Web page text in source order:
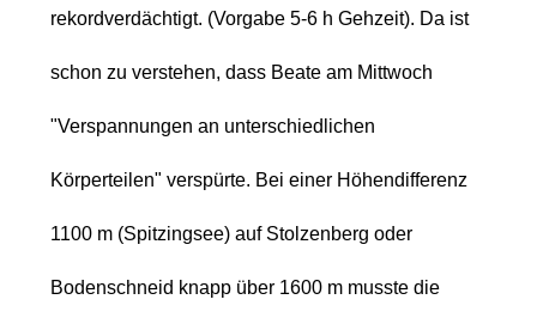
rekordverdächtigt. (Vorgabe 5-6 h Gehzeit). Da ist
schon zu verstehen, dass Beate am Mittwoch
"Verspannungen an unterschiedlichen
Körperteilen" verspürte. Bei einer Höhendifferenz
1100 m (Spitzingsee) auf Stolzenberg oder
Bodenschneid knapp über 1600 m musste die